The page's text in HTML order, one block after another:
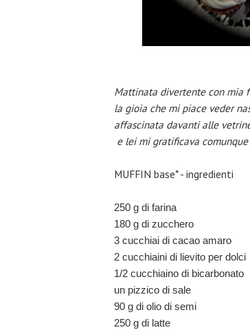
Mattinata divertente con mia
la gioia che mi piace veder
affascinata davanti alle
e lei mi gratificava
MUFFIN base* - ingredienti
250 g di farina
180 g di zucchero
3 cucchiai di cacao amaro
2 cucchiaini di lievito per dolci
1/2 cucchiaino di bicarbonato
un pizzico di sale
90 g di olio di semi
250 g di latte